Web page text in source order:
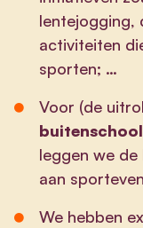
lentejogging,
activiteiten
sporten; …
Voor (de
leggen we
aan
We hebben